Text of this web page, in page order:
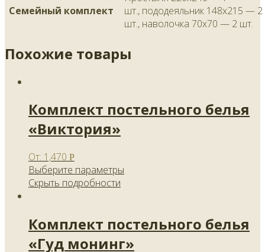
Семейный комплект
шт., пододеяльник 148х215 — 2
шт., наволочка 70х70 — 2 шт.
Похожие товары
Комплект постельного белья
«Виктория»
От: 1,470 Р
Выберите параметры
Скрыть подробности
Комплект постельного белья
«Гуд монинг»